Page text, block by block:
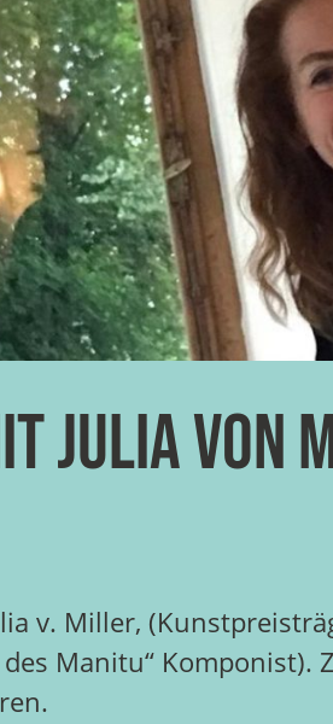
Julia
v. Miller,
Manitu“ Komponist).